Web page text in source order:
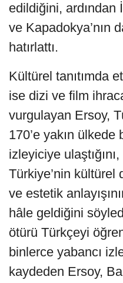
edildiğini, ardından
ve Kapadokya’nın
hatırlattı.
Kültürel tanıtımda
ise dizi ve film
vurgulayan Ersoy,
170’e yakın
izleyiciye
Türkiye’nin kültürel
ve estetik
hâle geldiğini
ötürü Türkçeyi
binlerce yabancı
kaydeden Ersoy,